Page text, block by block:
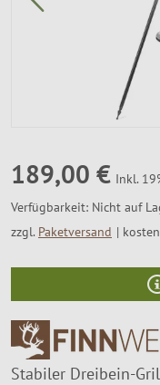
Service
189,00 € Inkl.
Verfügbarkeit: Nicht auf
zzgl. Paketversand
Stabiler Dreibein-